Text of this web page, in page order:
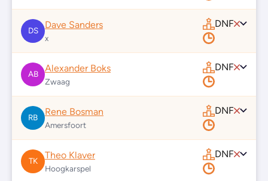
DS
Dave Sanders
x
DNF
AB
Alexander Boks
Zwaag
DNF
RB
Rene Bosman
Amersfoort
DNF
TK
Theo Klaver
Hoogkarspel
DNF